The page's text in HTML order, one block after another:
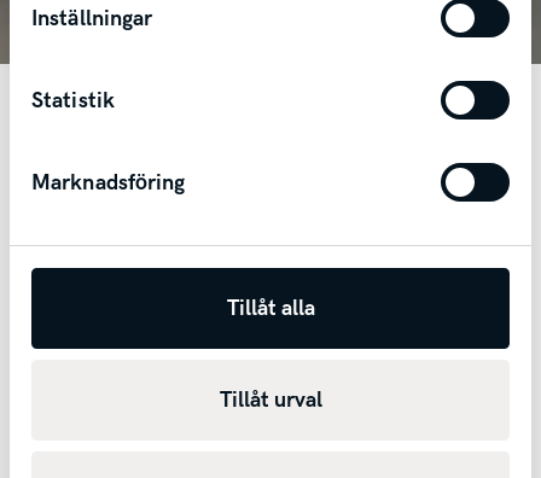
Inställningar
Statistik
Marknadsföring
Tillåt alla
Tillåt urval
Kia EV5 har utvecklats för att förgylla
vardagen. Och ditt nästa äventyr. Med en
stilren, rymlig och mångsidig interiör som
erbjuder smarta lösningar, intuitiv teknik och
avancerade förarassistanssystem.
Kombinerat med en robust exteriördesign